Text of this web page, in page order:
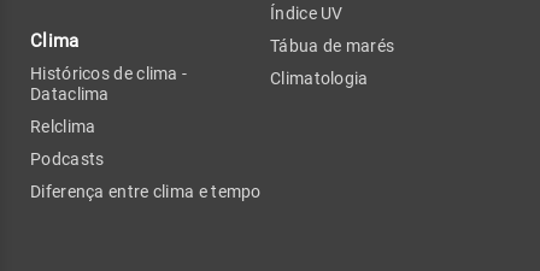
Clima
Históricos de clima -
Dataclima
Relclima
Podcasts
Diferença entre clima e tempo
Índice UV
Tábua de marés
Climatologia